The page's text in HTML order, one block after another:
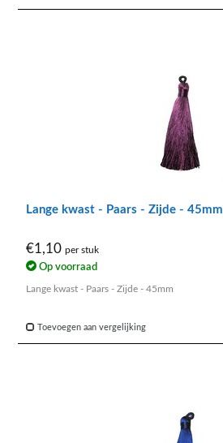
Lange kwast - Paars - Zijde - 45mm
€1,10 per stuk
Op voorraad
Lange kwast - Paars - Zijde - 45mm
Toevoegen aan vergelijking